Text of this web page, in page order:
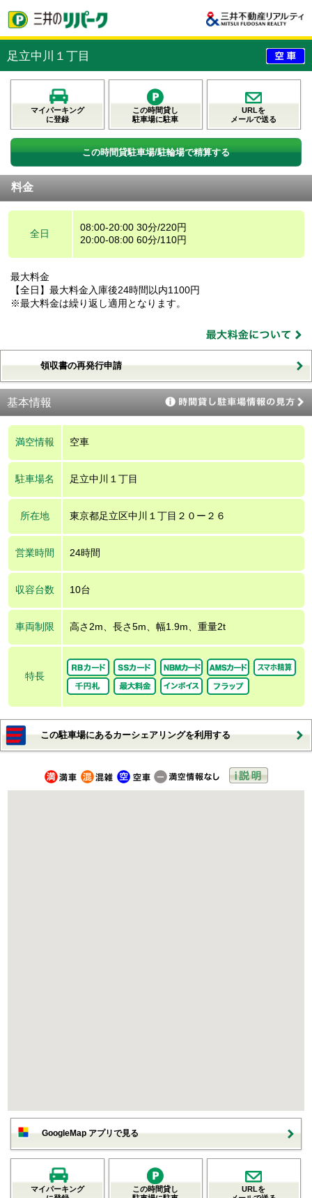
足立中川１丁目
マイパーキング
に登録
この時間貸し
駐車場に駐車
URLを
メールで送る
この時間貸駐車場/駐輪場で精算する
料金
全日
08:00-20:00 30分/220円
20:00-08:00 60分/110円
最大料金
【全日】最大料金入庫後24時間以内1100円
※最大料金は繰り返し適用となります。
領収書の再発行申請
基本情報
満空情報 空車
駐車場名 足立中川１丁目
所在地 東京都足立区中川１丁目２０ー２６
営業時間 24時間
収容台数 10台
車両制限 高さ2m、長さ5m、幅1.9m、重量2t
特長
この駐車場にあるカーシェアリングを利用する
GoogleMap アプリで見る
マイパーキング
この時間貸し
URLを